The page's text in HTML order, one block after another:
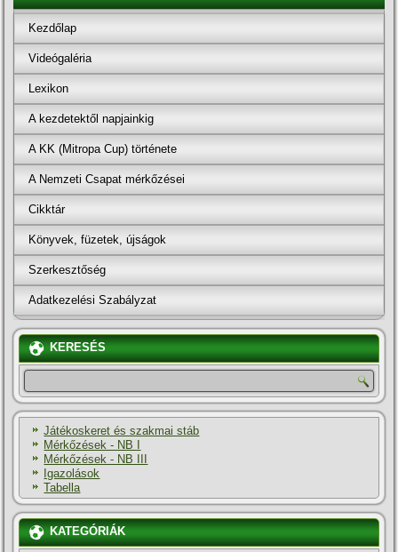
Kezdőlap
Videógaléria
Lexikon
A kezdetektől napjainkig
A KK (Mitropa Cup) története
A Nemzeti Csapat mérkőzései
Cikktár
Könyvek, füzetek, újságok
Szerkesztőség
Adatkezelési Szabályzat
KERESÉS
Játékoskeret és szakmai stáb
Mérkőzések - NB I
Mérkőzések - NB III
Igazolások
Tabella
KATEGÓRIÁK